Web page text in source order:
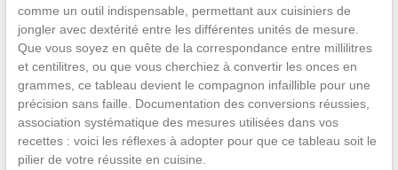
comme un outil indispensable, permettant aux cuisiniers de
jongler avec dextérité entre les différentes unités de mesure.
Que vous soyez en quête de la correspondance entre millilitres
et centilitres, ou que vous cherchiez à convertir les onces en
grammes, ce tableau devient le compagnon infaillible pour une
précision sans faille. Documentation des conversions réussies,
association systématique des mesures utilisées dans vos
recettes : voici les réflexes à adopter pour que ce tableau soit le
pilier de votre réussite en cuisine.